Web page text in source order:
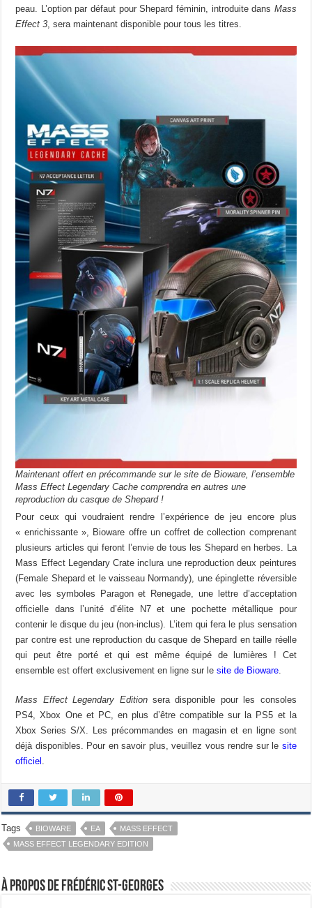
peau. L’option par défaut pour Shepard féminin, introduite dans Mass
Effect 3, sera maintenant disponible pour tous les titres.
Maintenant offert en précommande sur le site de Bioware, l’ensemble
Mass Effect Legendary Cache comprendra en autres une
reproduction du casque de Shepard !
Pour ceux qui voudraient rendre l’expérience de jeu encore plus
« enrichissante », Bioware offre un coffret de collection comprenant
plusieurs articles qui feront l’envie de tous les Shepard en herbes. La
Mass Effect Legendary Crate inclura une reproduction deux peintures
(Female Shepard et le vaisseau Normandy), une épinglette réversible
avec les symboles Paragon et Renegade, une lettre d’acceptation
officielle dans l’unité d’élite N7 et une pochette métallique pour
contenir le disque du jeu (non-inclus). L’item qui fera le plus sensation
par contre est une reproduction du casque de Shepard en taille réelle
qui peut être porté et qui est même équipé de lumières ! Cet
ensemble est offert exclusivement en ligne sur lesite de Bioware
Mass Effect Legendary Editionsera disponible pour les consoles
PS4, Xbox One et PC, en plus d’être compatible sur la PS5 et la
Xbox Series S/X. Les précommandes en magasin et en ligne sont
déjà disponibles. Pour en savoir plus, veuillez vous rendre sur le site
officiel
Tags BIOWARE EA
MASS EFFECT
MASS EFFECT LEGENDARY EDITION
À propos de Frédéric St-Georges